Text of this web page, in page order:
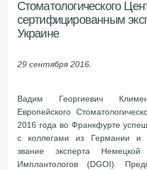
Стоматологического
сертифицированным
Украине
29 сентября 2016.
Вадим Георгиевич
Европейского
2016 года во Франкфурте
с коллегами из Германии и
звание эксперта
Имплантологов (DGOI).